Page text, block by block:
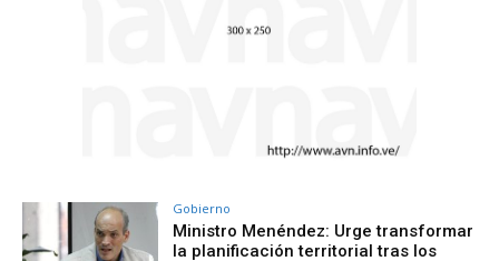
Gobierno
Ministro Menéndez: Urge transformar
la planificación territorial tras los